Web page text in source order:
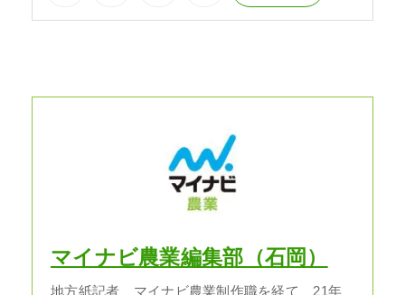
マイナビ農業編集部（石岡）
地方紙記者、マイナビ農業制作職を経て、21年